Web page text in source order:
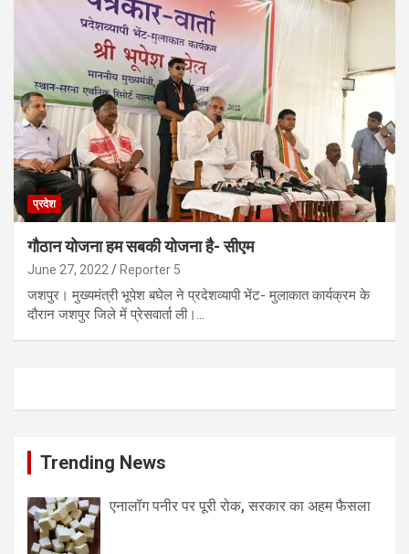
प्रदेश
गौठान योजना हम सबकी योजना है- सीएम
June 27, 2022 Reporter 5
जशपुर। मुख्यमंत्री भूपेश बघेल ने प्रदेशव्यापी भेंट- मुलाकात कार्यक्रम के
दौरान जशपुर जिले में प्रेसवार्ता ली।…
Trending News
एनालॉग पनीर पर पूरी रोक, सरकार का अहम फैसला